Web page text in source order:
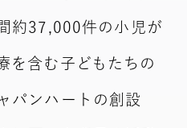
約37,000件の小児が
を含む子どもたちの
パンハートの創設